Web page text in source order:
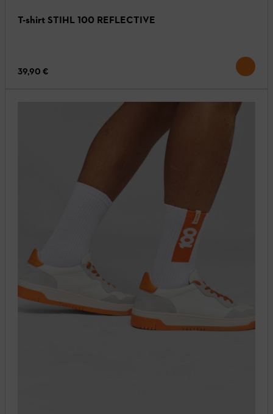
T-shirt STIHL 100 REFLECTIVE
39,90 €